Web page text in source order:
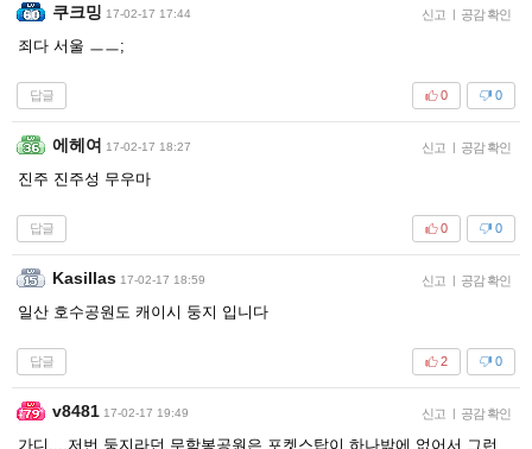
쿠크밍 17-02-17 17:44 신고 | 공감 확인
죄다 서울 ㅡㅡ;
답글 0
0
에헤여 17-02-17 18:27 신고 | 공감 확인
진주 진주성 무우마
답글 0
0
Kasillas 17-02-17 18:59 신고 | 공감 확인
일산 호수공원도 캐이시 둥지 입니다
답글 0
2
v8481 17-02-17 19:49 신고 | 공감 확인
가디....저번 둥지라던 무학봉공원은 포켓스탑이 하나밖에 없어서 그런